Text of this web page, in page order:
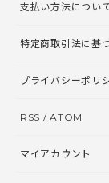
支払い方法につい
特定商取引法に基
プライバシーポリ
RSS /ATOM
マイアカウント